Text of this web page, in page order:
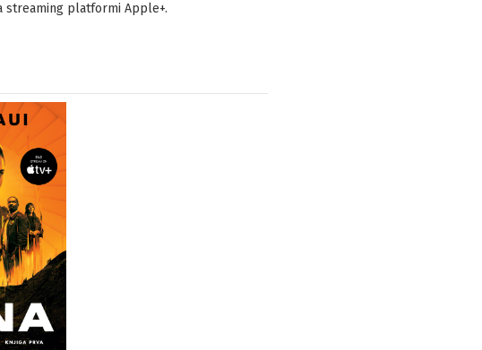
streaming platformi Apple+.